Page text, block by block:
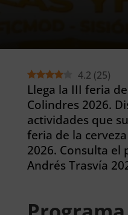
4.2 (25)
Llega la III feria
Colindres 2026.
actividades que
feria de la
2026. Consulta el
Andrés Trasvía